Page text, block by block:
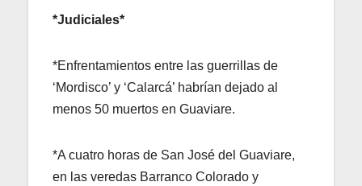
*Judiciales*
*Enfrentamientos entre las guerrillas de
‘Mordisco’ y ‘Calarcá’ habrían dejado al
menos 50 muertos en Guaviare.
*A cuatro horas de San José del Guaviare,
en las veredas Barranco Colorado y